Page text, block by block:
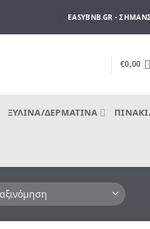
EASYBNB.GR -
€0,00
ΞΎΛΙΝΑ/ΔΕΡΜΆΤΙΝΑ